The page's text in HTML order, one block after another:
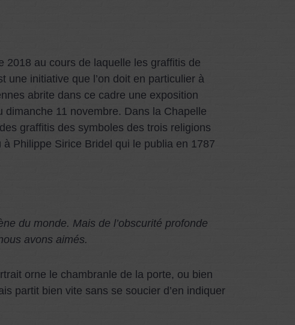
2018 au cours de laquelle les graffitis de
une initiative que l’on doit en particulier à
abrite dans ce cadre une exposition
dimanche 11 novembre. Dans la Chapelle
graffitis des symboles des trois religions
Philippe Sirice Bridel qui le publia en 1787
du monde. Mais de l’obscurité profonde
avons aimés.
orne le chambranle de la porte, ou bien
partit bien vite sans se soucier d’en indiquer